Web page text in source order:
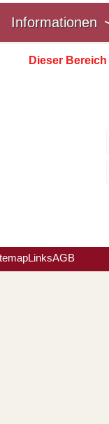
Informationen
Dieser
LinksAGB